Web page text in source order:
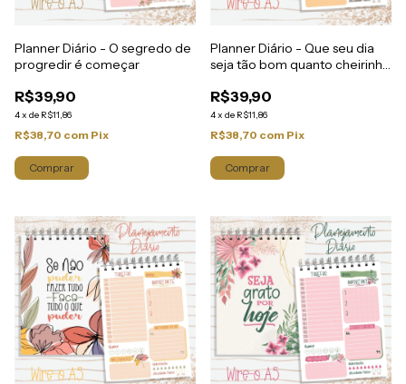
Planner Diário - O segredo de
progredir é começar
R$39,90
4x de R$11,86
R$38,70 com Pix
Planner Diário - Que seu dia
seja tão bom quanto cheirinho
R$39,90
4x de R$11,86
R$38,70 com Pix